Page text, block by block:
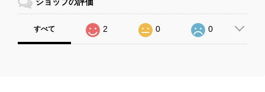
すべて 2 0 0